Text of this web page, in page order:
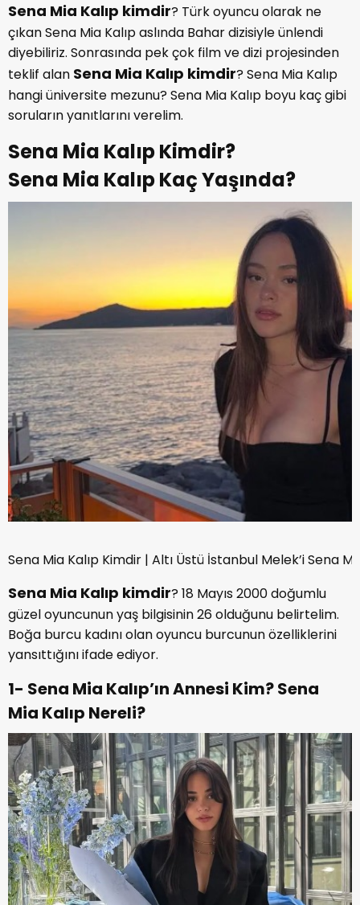
Sena Mia Kalıp kimdir? Türk oyuncu olarak ne
çıkan Sena Mia Kalıp aslında Bahar dizisiyle ünlendi
diyebiliriz. Sonrasında pek çok film ve dizi projesinden
teklif alan Sena Mia Kalıp kimdir? Sena Mia Kalıp
hangi üniversite mezunu? Sena Mia Kalıp boyu kaç gibi
soruların yanıtlarını verelim.
Sena Mia Kalıp Kimdir?
Sena Mia Kalıp Kaç Yaşında?
Sena Mia Kalıp Kimdir | Altı Üstü İstanbul Melek’i Sena
Sena Mia Kalıp kimdir? 18 Mayıs 2000 doğumlu
güzel oyuncunun yaş bilgisinin 26 olduğunu belirtelim.
Boğa burcu kadını olan oyuncu burcunun özelliklerini
yansıttığını ifade ediyor.
1- Sena Mia Kalıp’ın Annesi Kim? Sena
Mia Kalıp Nereli?